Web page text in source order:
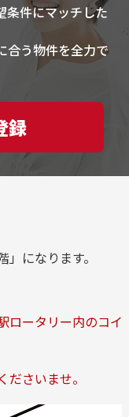
条件にマッチした
合う物件を全力で
録
になります。
ロータリー内のコイ
さいませ。